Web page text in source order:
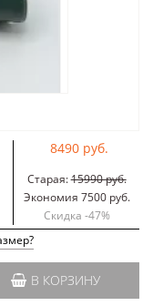
8490 руб.
Старая:15990 руб.
Экономия 7500 руб.
Скидка -47%
В КОРЗИНУ